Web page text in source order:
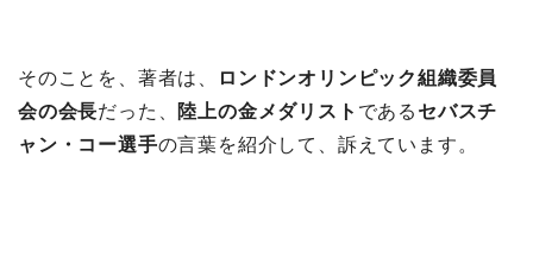
そのことを、著者は、
ロンドンオリンピック組織委員
会の会長だった、 陸上の金メダリスト である セバスチ
ャン・コー選手の言葉を紹介して、訴えています。